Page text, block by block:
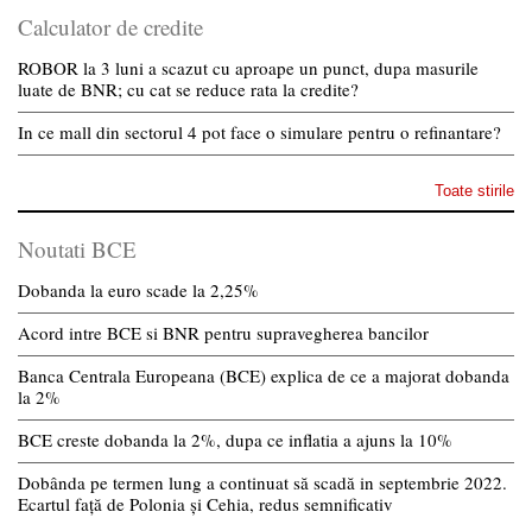
Calculator de credite
ROBOR la 3 luni a scazut cu aproape un punct, dupa masurile
luate de BNR; cu cat se reduce rata la credite?
In ce mall din sectorul 4 pot face o simulare pentru o refinantare?
Toate stirile
Noutati BCE
Dobanda la euro scade la 2,25%
Acord intre BCE si BNR pentru supravegherea bancilor
Banca Centrala Europeana (BCE) explica de ce a majorat dobanda
la 2%
BCE creste dobanda la 2%, dupa ce inflatia a ajuns la 10%
Dobânda pe termen lung a continuat să scadă in septembrie 2022.
Ecartul față de Polonia și Cehia, redus semnificativ